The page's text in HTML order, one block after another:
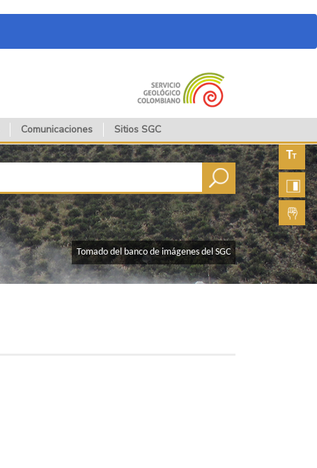
Comunicaciones Sitios SGC
fuente
Lengua
de
​Tomado del banco de imágenes del SGC